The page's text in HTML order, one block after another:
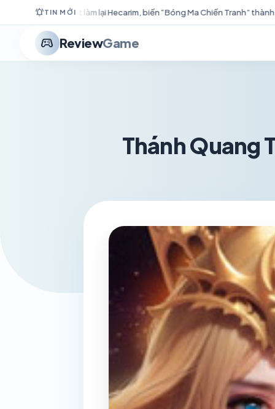
notifications_activeTIN MỚI
biến “Bóng Ma Chiến Tranh” thành cỗ máy càn quét Caravan
stadia_controller ReviewGame
Thánh Quang